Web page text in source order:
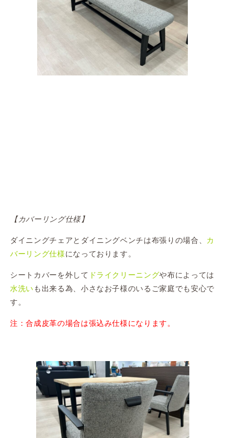
【カバーリング仕様】
ダイニングチェアとダイニングベンチは布張りの場合、 カ
バーリング仕様になっております。
シートカバーを外して ドライクリーニングや布によっては
水洗い も出来る為、小さなお子様のいるご家庭でも安心で
す。
注：合成皮革の場合は張込み仕様になります。